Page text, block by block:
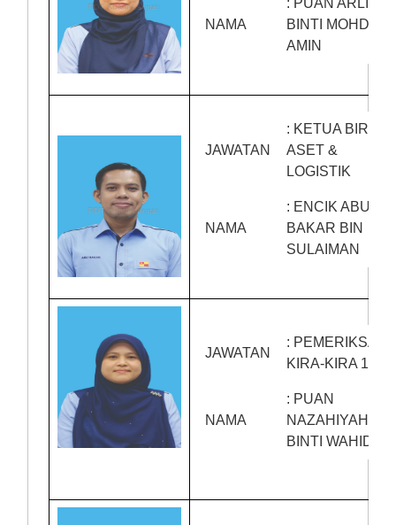
NAMA
: PUAN ARLINA
BINTI MOHD
AMIN
JAWATAN
: KETUA BIRO
ASET &
LOGISTIK
NAMA
: ENCIK ABU
BAKAR BIN
SULAIMAN
JAWATAN
: PEMERIKSA
KIRA-KIRA 1
NAMA
: PUAN
NAZAHIYAH
BINTI WAHID